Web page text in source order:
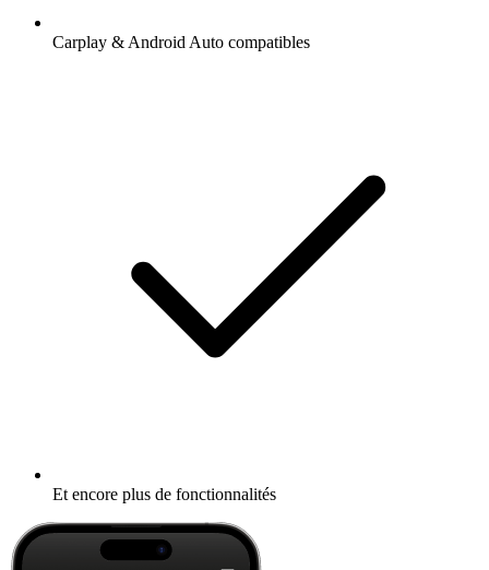
Carplay & Android Auto compatibles
Et encore plus de fonctionnalités